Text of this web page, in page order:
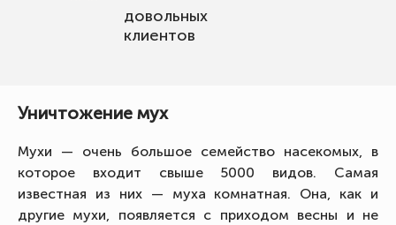
довольных
клиентов
Уничтожение мух
Мухи — очень большое семейство насекомых, в
которое входит свыше 5000 видов. Самая
известная из них — муха комнатная. Она, как и
другие мухи, появляется с приходом весны и не